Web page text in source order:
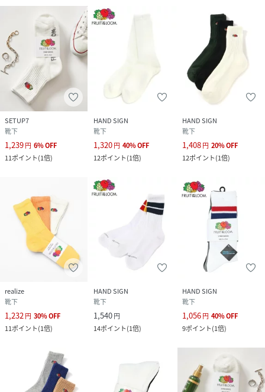
SETUP7
靴下
1,239円 6%OFF
11ポイント(1倍)
HAND SIGN
靴下
1,320円 40%OFF
12ポイント(1倍)
HAND SIGN
靴下
1,408円 20%OFF
12ポイント(1倍)
realize
靴下
1,232円 30%OFF
11ポイント(1倍)
HAND SIGN
靴下
1,540円
14ポイント(1倍)
HAND SIGN
靴下
1,056円 40%OFF
9ポイント(1倍)